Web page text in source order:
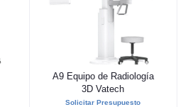
Añadir al carrito
A9 Equipo de Radiología
3D Vatech
Solicitar Presupuesto